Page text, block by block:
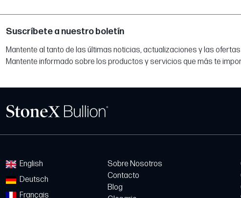
Suscríbete a nuestro boletín
Mantente al tanto de las últimas noticias, actualizaciones y las
Mantente informado sobre los productos y servicios que más te
English
Deutsch
Français
Sobre Nosotros
Contacto
Blog